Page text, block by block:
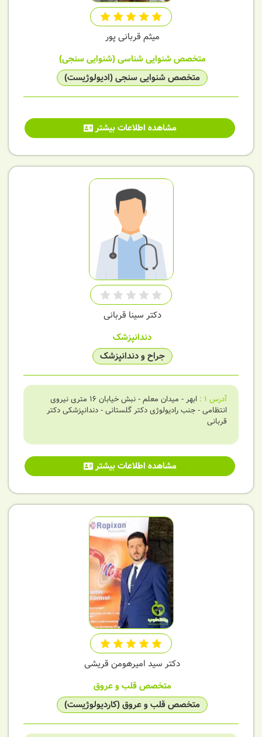
میثم قربانی پور
متخصص شنوایی شناسی (شنوایی سنجی)
متخصص شنوایی سنجی (ادیولوژیست)
مشاهده اطلاعات بیشتر
دکتر سینا قربانی
دندانپزشک
جراح و دندانپزشک
آدرس 1
:
ابهر - میدان معلم - نبش خیابان 16 متری نیروی
انتظامی - جنب رادیولوژی دکتر گلستانی - دندانپزشکی دکتر
قربانی
مشاهده اطلاعات بیشتر
دکتر سید امیرهومن قریشی
متخصص قلب و عروق
متخصص قلب و عروق (کاردیولوژیست)